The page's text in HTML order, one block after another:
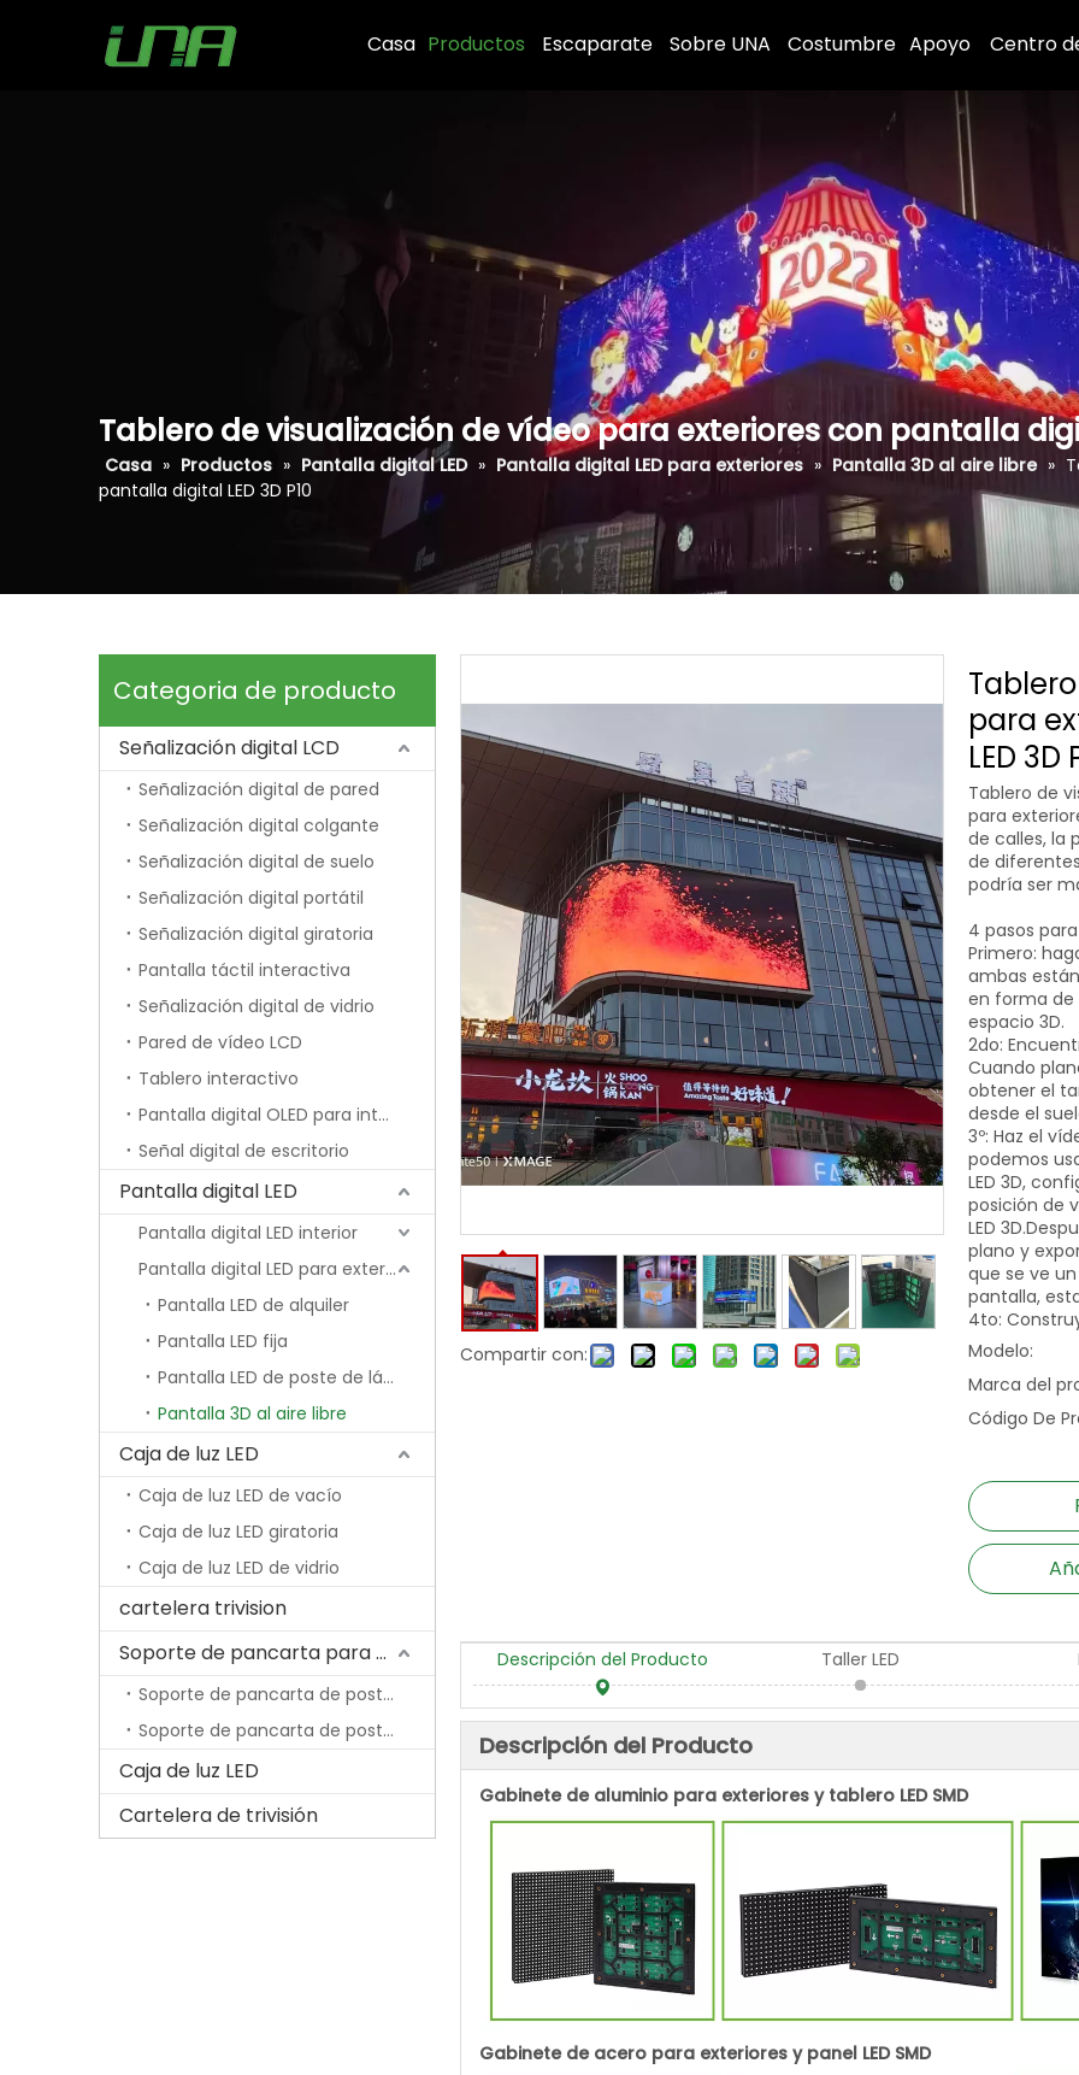
Casa Productos Escaparate Sobre UNA Costumbre Apoyo Centro
Tablero de visualización de vídeo para exteriores con pantalla
Casa » Productos » Pantalla digital LED » Pantalla digital LED para exteriores » Pantalla 3D al aire libre »
pantalla digital LED 3D P10
Categoria de producto
Señalización digital LCD
Señalización digital de pared
Señalización digital colgante
Señalización digital de suelo
Señalización digital portátil
Señalización digital giratoria
Pantalla táctil interactiva
Señalización digital de vidrio
Pared de vídeo LCD
Tablero interactivo
Pantalla digital OLED para interiores
Señal digital de escritorio
Pantalla digital LED
Pantalla digital LED interior
Pantalla digital LED para exteriores
Pantalla LED de alquiler
Pantalla LED fija
Pantalla LED de poste de lámpara
Pantalla 3D al aire libre
Caja de luz LED
Caja de luz LED de vacío
Caja de luz LED giratoria
Caja de luz LED de vidrio
cartelera trivision
Soporte de pancarta para poste de lámpara
Soporte de pancarta de poste de lámpara económica
Soporte de pancarta de poste de lámpara con resorte
Caja de luz LED
Cartelera de trivisión
Compartir con:
para
LED 3D
Tablero de
para
de calles, la
de
podría ser
4 pasos para
Primero:
ambas
en forma de
espacio 3D.
2do:
Cuando
obtener el
desde el
3º: Haz el
podemos
LED 3D,
posición de
LED
plano y
que se ve
pantalla,
4to:
Modelo:
Marca del
Código De
Descripción del Producto Taller LED
Descripción del Producto
Gabinete de aluminio para exteriores y tablero LED SMD
Gabinete de acero para exteriores y panel LED SMD